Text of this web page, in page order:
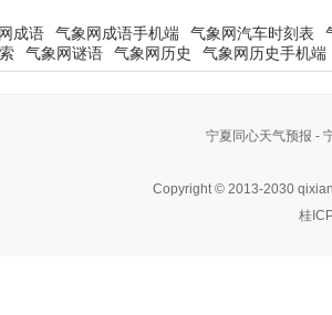
成语 气象网成语手机端 气象网汽车时刻表
气象网谜语 气象网历史 气象网历史手机端
宁夏同心天气预报 -
Copyright © 2013-2030
桂